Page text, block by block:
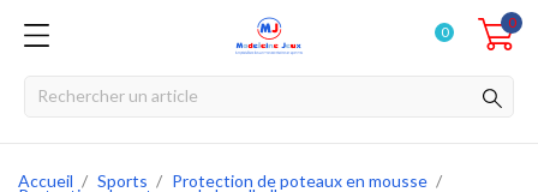
0
0
Accueil Sports Protection de poteaux en mousse